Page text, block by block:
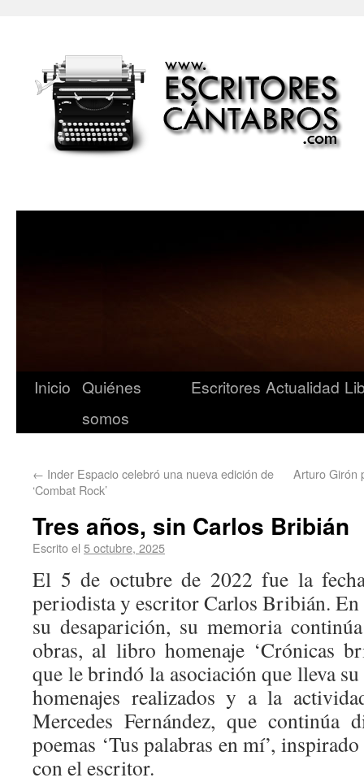
Inicio Quiénes
somos
Escritores Actualidad
← Inder Espacio celebró una nueva edición de
‘Combat Rock’
Arturo Girón
Tres años, sin Carlos Bribián
Escrito el 5 octubre, 2025
El 5 de octubre de 2022 fue la
periodista y escritor Carlos Bribián.
su desaparición, su memoria
obras, al libro homenaje ‘Crónicas
que le brindó la asociación que lleva
homenajes realizados y a la
Mercedes Fernández, que continúa
poemas ‘Tus palabras en mí’,
con el escritor.